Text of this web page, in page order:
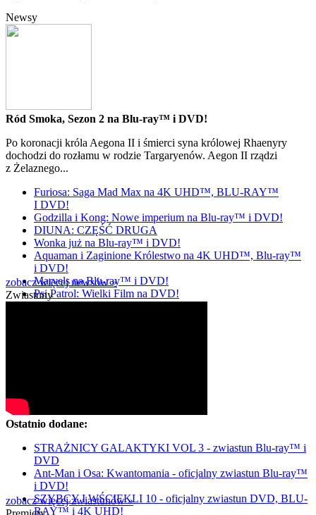
Newsy
Ród Smoka, Sezon 2 na Blu-ray™ i DVD!
Po koronacji króla Aegona II i śmierci syna królowej Rhaenyry
dochodzi do rozłamu w rodzie Targaryenów. Aegon II rządzi
z Żelaznego...
Furiosa: Saga Mad Max na 4K UHD™, BLU-RAY™
I DVD!
Godzilla i Kong: Nowe imperium na Blu-ray™ i DVD!
DIUNA: CZĘŚĆ DRUGA
Wonka już na Blu-ray™ i DVD!
Aquaman i Zaginione Królestwo na 4K UHD™, Blu-ray™
i DVD!
Marvels na Blu-ray™ i DVD!
Psi Patrol: Wielki Film na DVD!
zobacz więcej newsów »
Zwiastuny
Ostatnio dodane:
STRAŻNICY GALAKTYKI VOL 3 - zwiastun Blu-ray™ i
DVD
Ant-Man i Osa: Kwantomania - oficjalny zwiastun Blu-ray™
i DVD!
SZYBCY I WŚCIEKLI 10 - oficjalny zwiastun DVD, BLU-
RAY™ i 4K UHD!
zobacz więcej zwiastunów »